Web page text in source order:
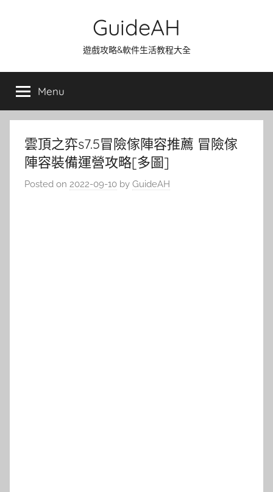
GuideAH
遊戲攻略&軟件生活教程大全
Menu
雲頂之弈s7.5冒險傢陣容推薦 冒險傢
陣容裝備運營攻略[多圖]
Posted on 2022-09-10 by GuideAH